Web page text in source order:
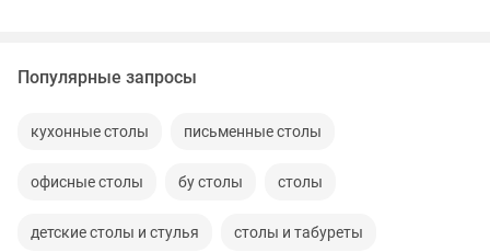
Популярные запросы
кухонные столы письменные столы
офисные столы бу столы столы
детские столы и стулья столы и табуреты